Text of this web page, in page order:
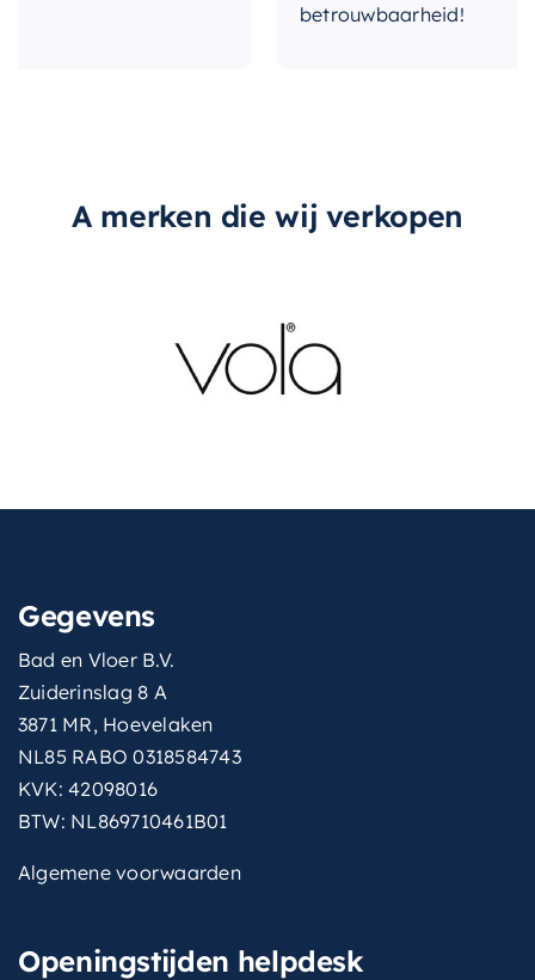
betrouwbaarheid!
A merken die wij verkopen
Gegevens
Bad en Vloer B.V.
Zuiderinslag 8 A
3871 MR, Hoevelaken
NL85 RABO 0318584743
KVK: 42098016
BTW: NL869710461B01
Algemene voorwaarden
Openingstijden helpdesk